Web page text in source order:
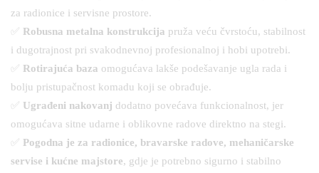
za radionice i servisne prostore.
Robusna metalna konstrukcija pruža veću čvrstoću, stabilnost
i dugotrajnost pri svakodnevnoj profesionalnoj i hobi upotrebi.
Rotirajuća baza omogućava lakše podešavanje ugla rada i
bolju pristupačnost komadu koji se obrađuje.
Ugrađeni nakovanj dodatno povećava funkcionalnost, jer
omogućava sitne udarne i oblikovne radove direktno na stegi.
Pogodna je za radionice, bravarske radove, mehaničarske
servise i kućne majstore, gdje je potrebno sigurno i stabilno